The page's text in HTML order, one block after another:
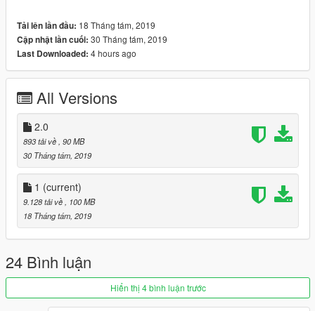
Tải lên lần đầu: 18 Tháng tám, 2019
Cập nhật lần cuối: 30 Tháng tám, 2019
Last Downloaded: 4 hours ago
All Versions
2.0
893 tải về, 90 MB
30 Tháng tám, 2019
1 (current)
9.128 tải về, 100 MB
18 Tháng tám, 2019
24 Bình luận
Hiển thị 4 bình luận trước